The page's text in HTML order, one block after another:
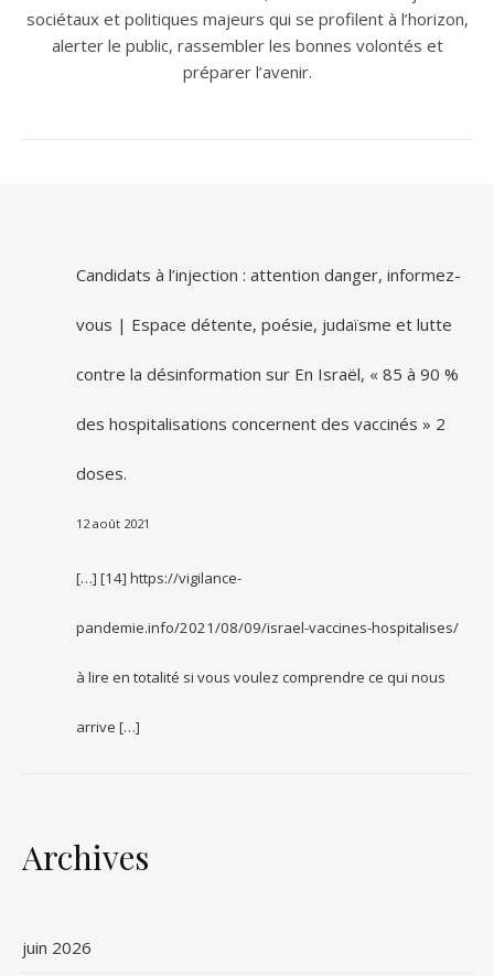
sociétaux et politiques majeurs qui se profilent à l’horizon,
alerter le public, rassembler les bonnes volontés et
préparer l’avenir.
Candidats à l’injection : attention danger, informez-
vous | Espace détente, poésie, judaïsme et lutte
contre la désinformation sur En Israël, « 85 à 90 %
des hospitalisations concernent des vaccinés » 2
doses.
12 août 2021
[…] [14] https://vigilance-
pandemie.info/2021/08/09/israel-vaccines-hospitalises/
à lire en totalité si vous voulez comprendre ce qui nous
arrive […]
Archives
juin 2026